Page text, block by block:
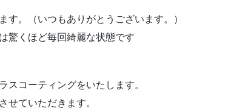
す。（いつもありがとうございます。）
驚くほど毎回綺麗な状態です
スコーティングをいたします。
せていただきます。